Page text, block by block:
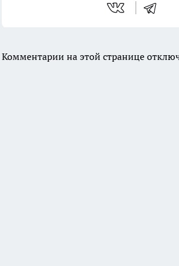
Комментарии на этой странице